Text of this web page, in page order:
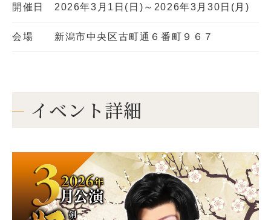
開催日 2026年3月1日(日)～2026年3月30日(月)
会場 新潟市中央区古町通６番町９６７
イベント詳細